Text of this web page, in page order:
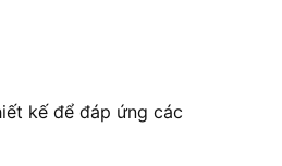
kế để đáp ứng các